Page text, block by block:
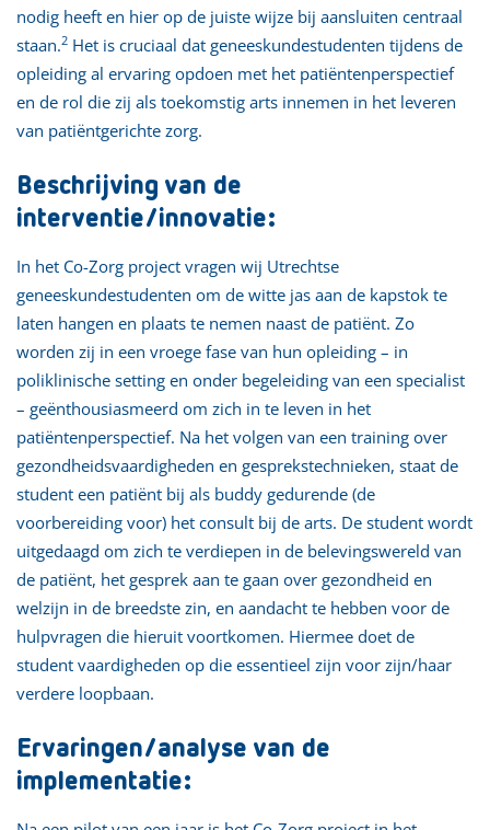
nodig heeft en hier op de juiste wijze bij aansluiten centraal
staan.2 Het is cruciaal dat geneeskundestudenten tijdens de
opleiding al ervaring opdoen met het patiëntenperspectief
en de rol die zij als toekomstig arts innemen in het leveren
van patiëntgerichte zorg.
Beschrijving van de
interventie/innovatie:
In het Co-Zorg project vragen wij Utrechtse
geneeskundestudenten om de witte jas aan de kapstok te
laten hangen en plaats te nemen naast de patiënt. Zo
worden zij in een vroege fase van hun opleiding – in
poliklinische setting en onder begeleiding van een specialist
– geënthousiasmeerd om zich in te leven in het
patiëntenperspectief. Na het volgen van een training over
gezondheidsvaardigheden en gesprekstechnieken, staat de
student een patiënt bij als buddy gedurende (de
voorbereiding voor) het consult bij de arts. De student wordt
uitgedaagd om zich te verdiepen in de belevingswereld van
de patiënt, het gesprek aan te gaan over gezondheid en
welzijn in de breedste zin, en aandacht te hebben voor de
hulpvragen die hieruit voortkomen. Hiermee doet de
student vaardigheden op die essentieel zijn voor zijn/haar
verdere loopbaan.
Ervaringen/analyse van de
implementatie: